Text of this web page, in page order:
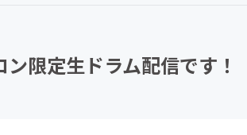
限定生ドラム配信です！